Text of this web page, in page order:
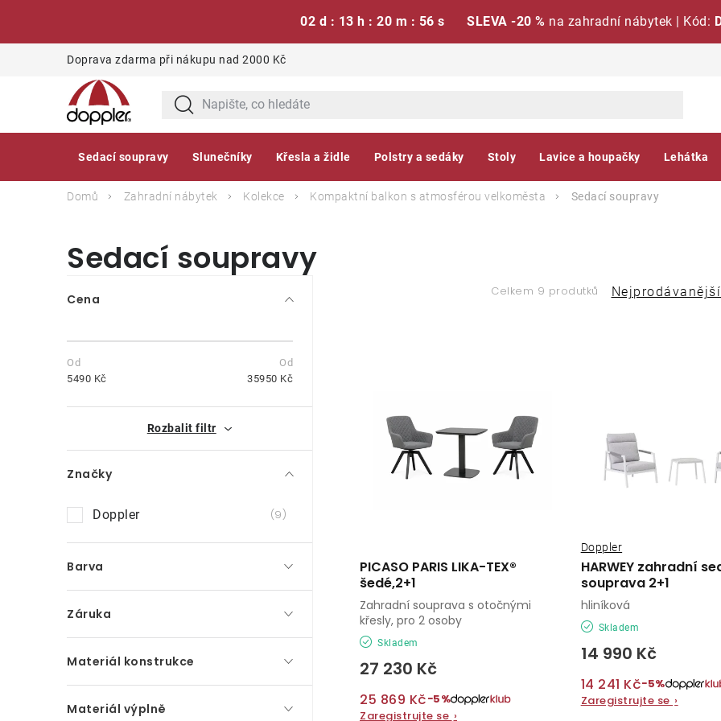
02 d : 13 h : 20 m : 55 s SLEVA -20 % na zahradní nábytek | Kód:
Doprava zdarma při nákupu nad 2000 Kč
Sedací soupravy Slunečníky Křesla a židle Polstry a sedáky Stoly Lavice a houpačky Lehátka
Domů Zahradní nábytek Kolekce Kompaktní balkon s atmosférou velkoměsta Sedací soupravy
Sedací soupravy
P
s
t
r
a
n
n
í
p
a
n
e
l
Cena
5490 Kč 35950 Kč
Rozbalit filtr
Značky
Doppler 9
Barva
Záruka
Materiál konstrukce
Materiál výplně
Celkem 9 produtků
Ř
p
o
d
u
k
t
ů
Nejprodávanější
o
d
u
k
t
ů
PICASO PARIS LIKA-TEX®
šedé,2+1
Skladem
27 230 Kč
25 869 Kč−5%
Zaregistrujte se ›
Zahradní souprava s otočnými
křesly, pro 2 osoby
HARWEY zahradní
souprava 2+1
Doppler
Skladem
14 990 Kč
14 241 Kč−5%
Zaregistrujte se ›
hliníková